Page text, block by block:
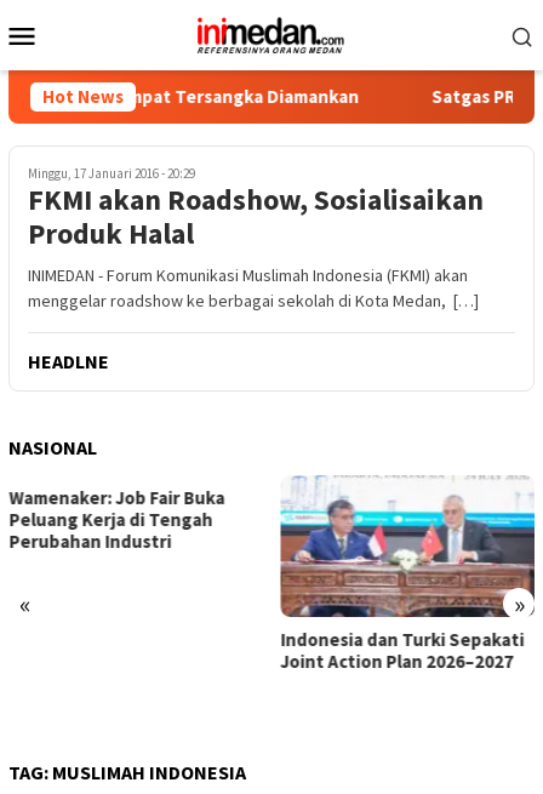
ke
Mobile
Hot News
Empat Tersangka Diamankan Satgas PRR Pacu
Minggu, 17 Januari 2016 - 20:29
FKMI akan Roadshow, Sosialisaikan
Produk Halal
INIMEDAN - Forum Komunikasi Muslimah Indonesia (FKMI) akan
menggelar roadshow ke berbagai sekolah di Kota Medan, […]
HEADLNE
NASIONAL
« »
Satgas PRR Pacu Realisasi
Tambahan TKD Aceh Rp1,65
TAG: MUSLIMAH INDONESIA